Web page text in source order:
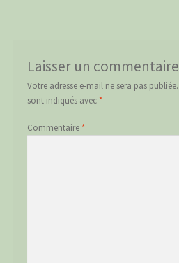
Laisser un commentaire
Votre adresse e-mail ne sera pas publiée.
sont indiqués avec *
Commentaire *